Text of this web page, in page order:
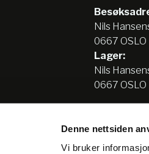
Denne nettsiden
Vi bruker
Nils
0667 OSLO
Lager:
Nils
0667 OSLO